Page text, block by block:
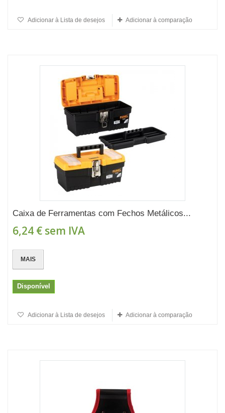
Adicionar à Lista de desejos Adicionar à comparação
Caixa de Ferramentas com Fechos Metálicos...
6,24 € sem IVA
MAIS
Disponível
Adicionar à Lista de desejos Adicionar à comparação